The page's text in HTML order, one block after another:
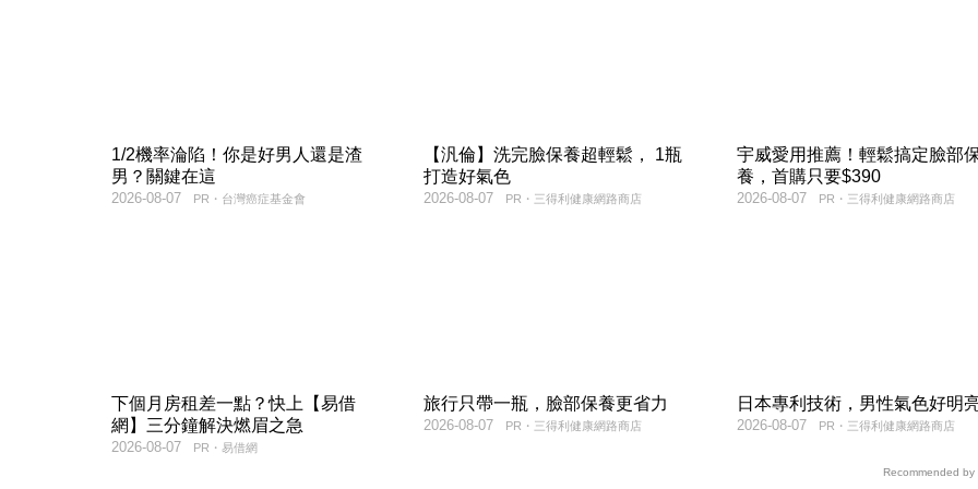
1/2機率淪陷！你是好男人還是渣
男？關鍵在這
PR・台灣癌症基金會
2026-08-07
【汎倫】洗完臉保養超輕鬆， 1瓶
打造好氣色
PR・三得利健康網路商店
2026-08-07
宇威愛用推薦！輕鬆搞定臉部
養，首購只要$390
PR・三得利健康網路商店
2026-08-07
下個月房租差一點？快上【易借
網】三分鐘解決燃眉之急
PR・易借網
2026-08-07
旅行只帶一瓶，臉部保養更省力
PR・三得利健康網路商店
2026-08-07
日本專利技術，男性氣色好明
PR・三得利健康網路商店
2026-08-07
Recommended by